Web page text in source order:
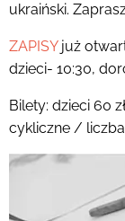
ukraiński.
ZAPISYjuż
dzieci- 10:30,
Bilety: dzieci 60
cykliczne /